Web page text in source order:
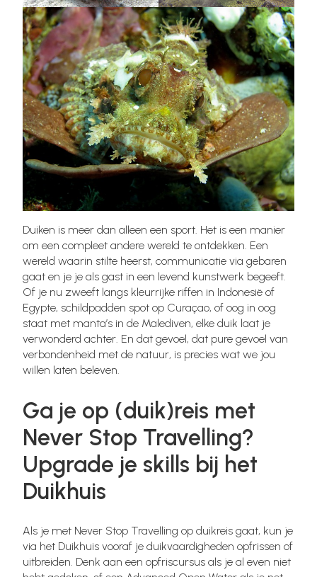
Duiken is meer dan alleen een sport. Het is een manier
om een compleet andere wereld te ontdekken. Een
wereld waarin stilte heerst, communicatie via gebaren
gaat en je je als gast in een levend kunstwerk begeeft.
Of je nu zweeft langs kleurrijke riffen in Indonesië of
Egypte, schildpadden spot op Curaçao, of oog in oog
staat met manta’s in de Malediven, elke duik laat je
verwonderd achter. En dat gevoel, dat pure gevoel van
verbondenheid met de natuur, is precies wat we jou
willen laten beleven.
Ga je op (duik)reis met
Never Stop Travelling?
Upgrade je skills bij het
Duikhuis
Als je met Never Stop Travelling op duikreis gaat, kun je
via het Duikhuis vooraf je duikvaardigheden opfrissen of
uitbreiden. Denk aan een opfriscursus als je al even niet